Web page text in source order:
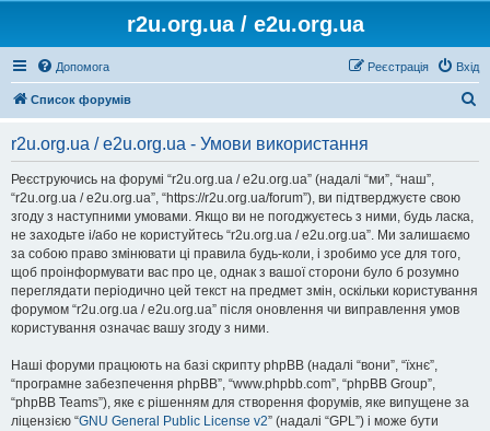
r2u.org.ua / e2u.org.ua
Допомога Вхід
Реєстрація
Список форумів
r2u.org.ua / e2u.org.ua - Умови використання
Реєструючись на форумі “r2u.org.ua / e2u.org.ua” (надалі “ми”, “наш”,
“r2u.org.ua / e2u.org.ua”, “https://r2u.org.ua/forum”), ви підтверджуєте свою
згоду з наступними умовами. Якщо ви не погоджуєтесь з ними, будь ласка,
не заходьте і/або не користуйтесь “r2u.org.ua / e2u.org.ua”. Ми залишаємо
за собою право змінювати ці правила будь-коли, і зробимо усе для того,
щоб проінформувати вас про це, однак з вашої сторони було б розумно
переглядати періодично цей текст на предмет змін, оскільки користування
форумом “r2u.org.ua / e2u.org.ua” після оновлення чи виправлення умов
користування означає вашу згоду з ними.
Наші форуми працюють на базі скрипту phpBB (надалі “вони”, “їхнє”,
“програмне забезпечення phpBB”, “www.phpbb.com”, “phpBB Group”,
“phpBB Teams”), яке є рішенням для створення форумів, яке випущене за
ліцензією “GNU General Public License v2” (надалі “GPL”) і може бути